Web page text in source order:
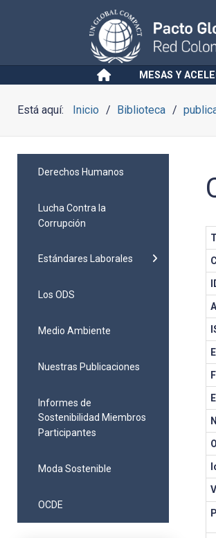
MESAS Y
Está aquí: Inicio Biblioteca
Derechos Humanos
Lucha Contra la
Corrupción
Estándares Laborales
Los ODS
Medio Ambiente
Nuestras Publicaciones
Informes de
Sostenibilidad Miembros
Participantes
Moda Sostenible
OCDE